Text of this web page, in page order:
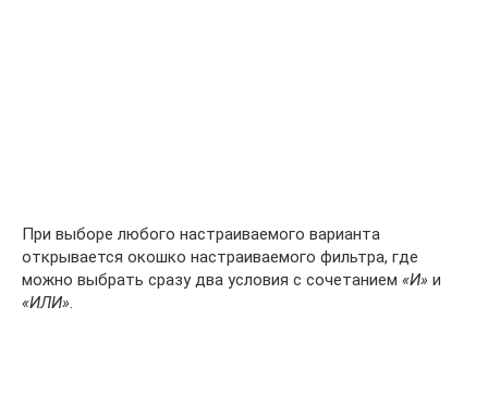
При выборе любого настраиваемого варианта
открывается окошко настраиваемого фильтра, где
можно выбрать сразу два условия с сочетанием «И» и
«ИЛИ».